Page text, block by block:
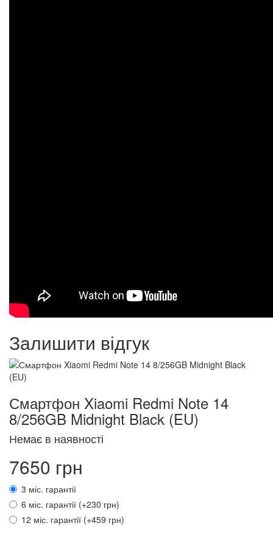
Залишити відгук
Смартфон Xiaomi Redmi Note 14
8/256GB Midnight Black (EU)
Немає в наявності
7650 грн
3 міс. гарантії
6 міс. гарантії (+230 грн)
12 міс. гарантії (+459 грн)